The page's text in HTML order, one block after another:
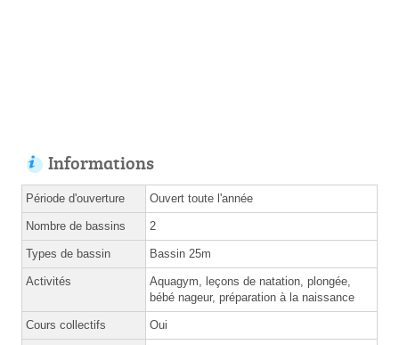
Informations
Période d'ouverture Ouvert toute l'année
Nombre de bassins 2
Types de bassin Bassin 25m
Activités
Aquagym, leçons de natation, plongée,
bébé nageur, préparation à la naissance
Cours collectifs Oui